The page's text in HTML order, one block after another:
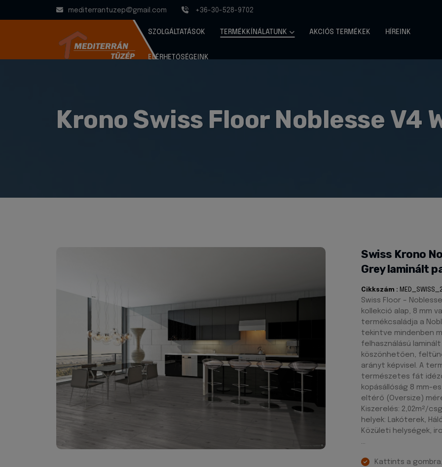
mediterrantuzep@gmail.com +36-30-528-9702
SZOLGÁLTATÁSOK TERMÉKKÍNÁLATUNK AKCIÓS TERMÉKEK HÍREINK
ELÉRHETŐSÉGEINK
Krono Swiss Floor Noblesse V4
Swiss Krono
Grey laminált
Cikkszám :
Swiss Floor –
kollekció alap, 8 mm
termékcsaládja a
tekintve mindenben
felhasználású
köszönhetően,
arányt képvisel. A
természetes fát
kopásállóság 8 mm-
eltérő (Oversize)
Kiszerelés: 2,02m²/
helyek: Lakóterek,
Közületi helységek,
…
Kattints a